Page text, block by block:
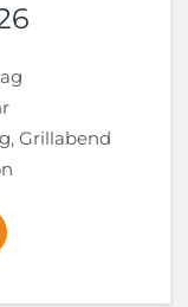
Grillabend